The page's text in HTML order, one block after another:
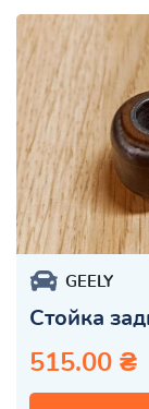
GEELY
Стойка
515.00 ₴